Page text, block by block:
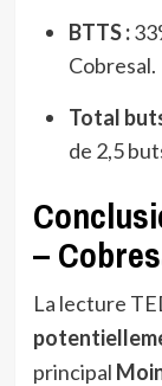
BTTS :
Cobresal.
Total
de 2,5
–
La lecture
principal